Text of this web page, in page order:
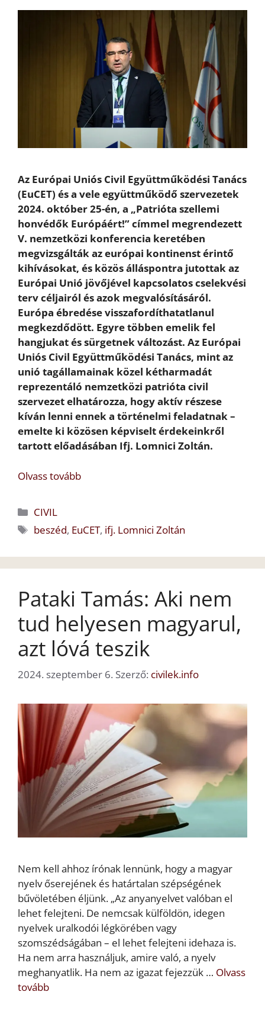
Az Európai Uniós Civil Együttműködési Tanács
(EuCET) és a vele együttműködő szervezetek
2024. október 25-én, a „Patrióta szellemi
honvédők Európáért!” címmel megrendezett
V. nemzetközi konferencia keretében
megvizsgálták az európai kontinenst érintő
kihívásokat, és közös álláspontra jutottak az
Európai Unió jövőjével kapcsolatos cselekvési
terv céljairól és azok megvalósításáról.
Európa ébredése visszafordíthatatlanul
megkezdődött. Egyre többen emelik fel
hangjukat és sürgetnek változást. Az Európai
Uniós Civil Együttműködési Tanács, mint az
unió tagállamainak közel kétharmadát
reprezentáló nemzetközi patrióta civil
szervezet elhatározza, hogy aktív részese
kíván lenni ennek a történelmi feladatnak –
emelte ki közösen képviselt érdekeinkről
tartott előadásában Ifj. Lomnici Zoltán.
Olvass tovább
Kategória
CIVIL
Címkék
beszéd, EuCET, ifj. Lomnici Zoltán
Pataki Tamás: Aki nem
tud helyesen magyarul,
azt lóvá teszik
2024. szeptember 6. Szerző: civilek.info
Nem kell ahhoz írónak lennünk, hogy a magyar
nyelv őserejének és határtalan szépségének
bűvöletében éljünk. „Az anyanyelvet valóban el
lehet felejteni. De nemcsak külföldön, idegen
nyelvek uralkodói légkörében vagy
szomszédságában – el lehet felejteni idehaza is.
Ha nem arra használjuk, amire való, a nyelv
meghanyatlik. Ha nem az igazat fejezzük … Olvass
tovább